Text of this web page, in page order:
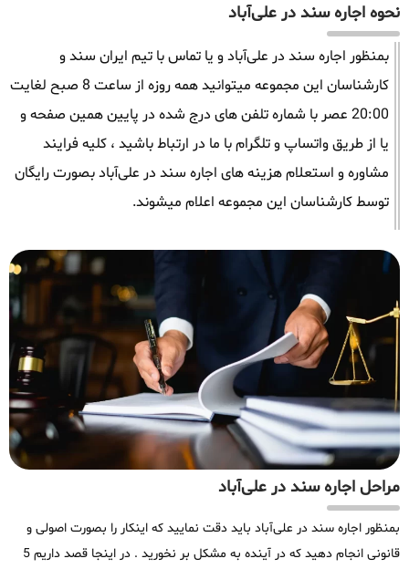
نحوه اجاره سند در علی‌آباد
بمنظور اجاره سند در علی‌آباد و یا تماس با تیم ایران سند و
کارشناسان این مجموعه میتوانید همه روزه از ساعت 8 صبح لغایت
20:00 عصر با شماره تلفن های درج شده در پایین همین صفحه و
یا از طریق واتساپ و تلگرام با ما در ارتباط باشید ، کلیه فرایند
مشاوره و استعلام هزینه های اجاره سند در علی‌آباد بصورت رایگان
توسط کارشناسان این مجموعه اعلام میشوند.
مراحل اجاره سند در علی‌آباد
بمنظور اجاره سند در علی‌آباد باید دقت نمایید که اینکار را بصورت اصولی و
قانونی انجام دهید که در آینده به مشکل بر نخورید . در اینجا قصد داریم 5